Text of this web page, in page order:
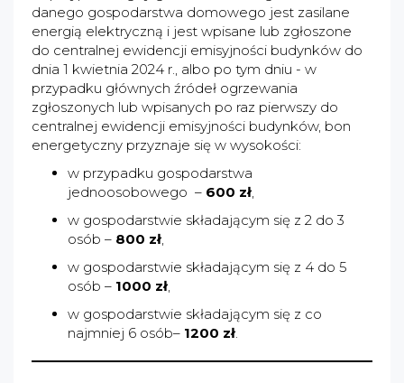
danego gospodarstwa domowego jest zasilane
energią elektryczną i jest wpisane lub zgłoszone
do centralnej ewidencji emisyjności budynków do
dnia 1 kwietnia 2024 r., albo po tym dniu - w
przypadku głównych źródeł ogrzewania
zgłoszonych lub wpisanych po raz pierwszy do
centralnej ewidencji emisyjności budynków, bon
energetyczny przyznaje się w wysokości:
w przypadku gospodarstwa
jednoosobowego – 600 zł,
w gospodarstwie składającym się z 2 do 3
osób – 800 zł,
w gospodarstwie składającym się z 4 do 5
osób – 1000 zł,
w gospodarstwie składającym się z co
najmniej 6 osób– 1200 zł.